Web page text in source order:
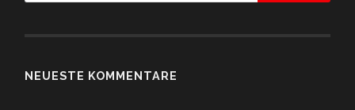
NEUESTE KOMMENTARE